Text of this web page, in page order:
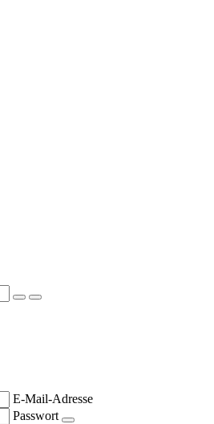
E-Mail-Adresse
Passwort